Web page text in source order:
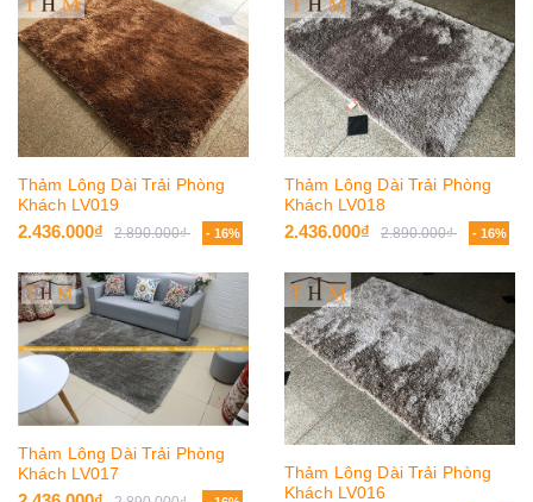
Thảm Lông Dài Trải Phòng
Khách LV019
2.436.000₫ 2.890.000₫ - 16%
Thảm Lông Dài Trải Phòng
Khách LV018
2.436.000₫ 2.890.000₫ - 16%
Thảm Lông Dài Trải Phòng
Khách LV017
Thảm Lông Dài Trải Phòng
Khách LV016